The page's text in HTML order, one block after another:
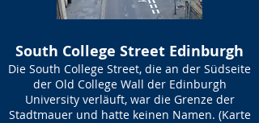
South College Street Edinburgh
Die South College Street, die an der Südseite
der Old College Wall der Edinburgh
University verläuft, war die Grenze der
Stadtmauer und hatte keinen Namen. (Karte